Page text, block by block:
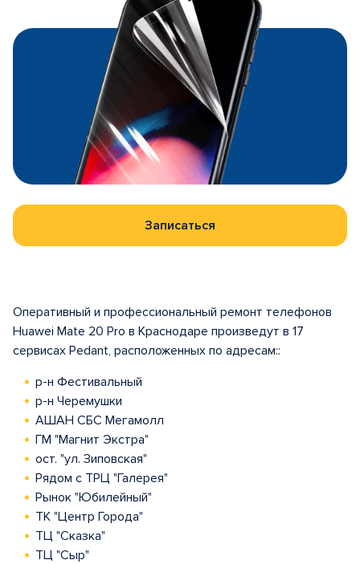
Записаться
Оперативный и профессиональный ремонт телефонов
Huawei Mate 20 Pro в Краснодаре произведут в 17
сервисах Pedant, расположенных по адресам::
р-н Фестивальный
р-н Черемушки
АШАН СБС Мегамолл
ГМ "Магнит Экстра"
ост. "ул. Зиповская"
Рядом с ТРЦ "Галерея"
Рынок "Юбилейный"
ТК "Центр Города"
ТЦ "Сказка"
ТЦ "Сыр"